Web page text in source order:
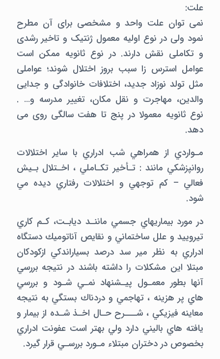
علت:
نمی توان علت واحد و مشخصی برای آن مطرح
نمود ولی در نوع اولیه معمول ژنتیک و تاخیر رشدی
و تکاملی نقش دارند. در نوع ثانویه ممکن است
عوامل استرس زا سبب بروز اختلال شوند؛ عواملی
مثل تولد نوزاد جدید، اختلافات خانوادگی و جدایی
والدین، مهاجرت و نقل مکان، تغییر مدرسه و… .
نوع ثانویه معمولا در پنج تا هفت سالگی روی می
دهد.
مـواردي از همراهي شب ادراري با ساير اختلالات
روانپزشكي مانند : تـأخير تكـاملي ، اخـتلال بـيش
فعالي – كم توجهي و اختلالات رفتاري ديده مي
شود.
در مورد بيماريهاي جسمي ماننـد ديابـت، كـم كاري
تيرویيد و علل ساختماني و نقايص آناتوميك دستگاه
ادراري به نظر مير سد درصد بسياراندكي ازكودكان
مبتلا اين مشكلات را داشته باشند در نتيجه بررسي
آنها بطور معمـول پيـشنهاد نمـي شـود و بررسي
هاي پر هزينه ، تهاجمي و دردناك بستگي به نتيجه
معاينه فيزيكي ، شـــرح حـال اخـذ شـده از بيمار و
يافته هاي باليني دارد ولي بهتر است عفونت ادراري
بخصوص در دختران مبتلاء مـورد بررسـي قرار گيرد.